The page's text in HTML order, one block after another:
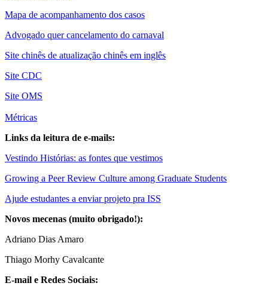
Mapa de acompanhamento dos casos
Advogado quer cancelamento do carnaval
Site chinês de atualização chinês em inglês
Site CDC
Site OMS
Métricas
Links da leitura de e-mails:
Vestindo Histórias: as fontes que vestimos
Growing a Peer Review Culture among Graduate Students
Ajude estudantes a enviar projeto pra ISS
Novos mecenas (muito obrigado!):
Adriano Dias Amaro
Thiago Morhy Cavalcante
E-mail e Redes Sociais: